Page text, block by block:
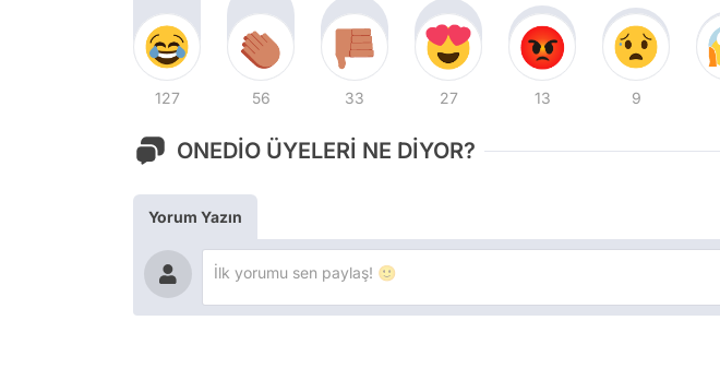
127 56 33 27 13 9
ONEDİO ÜYELERİ NE DİYOR?
Yorum Yazın